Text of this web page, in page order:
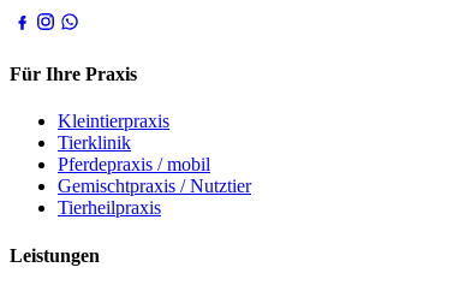
Für Ihre Praxis
Kleintierpraxis
Tierklinik
Pferdepraxis / mobil
Gemischtpraxis / Nutztier
Tierheilpraxis
Leistungen